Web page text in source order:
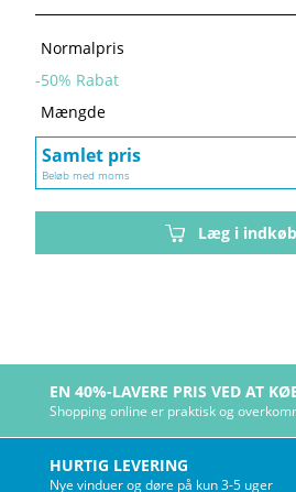
Normalpris
-50% Rabat
Mængde
Samlet pris
Beløb med moms
Læg i
EN 40%-LAVERE PRIS VED AT
Shopping online er praktisk og
HURTIG LEVERING
Nye vinduer og døre på kun 3-5 uger